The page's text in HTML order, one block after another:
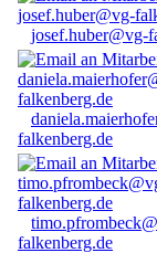
josef.huber@vg-
falkenberg.de
falkenberg.de